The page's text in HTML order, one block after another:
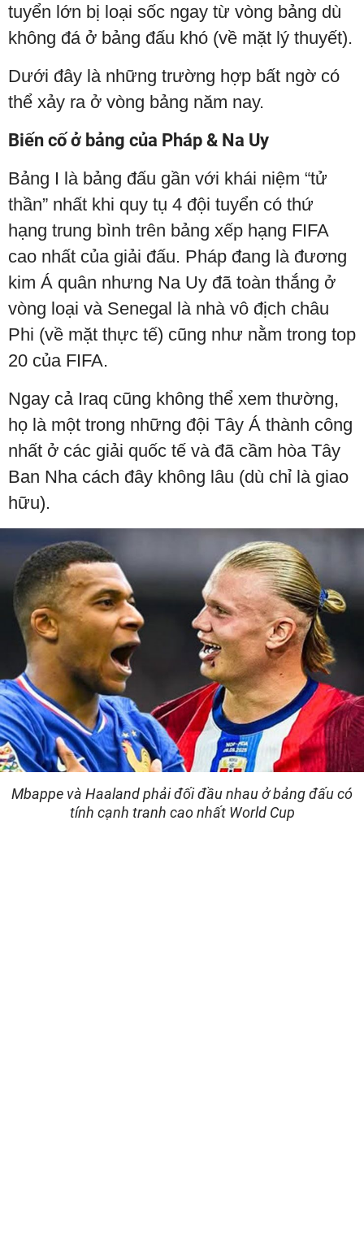
tuyển lớn bị loại sốc ngay từ vòng bảng dù
không đá ở bảng đấu khó (về mặt lý thuyết).
Dưới đây là những trường hợp bất ngờ có
thể xảy ra ở vòng bảng năm nay.
Biến cố ở bảng của Pháp & Na Uy
Bảng I là bảng đấu gần với khái niệm “tử
thần” nhất khi quy tụ 4 đội tuyển có thứ
hạng trung bình trên bảng xếp hạng FIFA
cao nhất của giải đấu. Pháp đang là đương
kim Á quân nhưng Na Uy đã toàn thắng ở
vòng loại và Senegal là nhà vô địch châu
Phi (về mặt thực tế) cũng như nằm trong top
20 của FIFA.
Ngay cả Iraq cũng không thể xem thường,
họ là một trong những đội Tây Á thành công
nhất ở các giải quốc tế và đã cầm hòa Tây
Ban Nha cách đây không lâu (dù chỉ là giao
hữu).
Mbappe và Haaland phải đối đầu nhau ở bảng đấu có
tính cạnh tranh cao nhất World Cup